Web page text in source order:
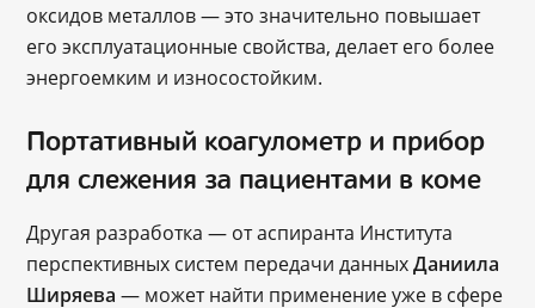
оксидов металлов — это значительно повышает
его эксплуатационные свойства, делает его более
энергоемким и износостойким.
Портативный коагулометр и прибор
для слежения за пациентами в коме
Другая разработка ― от аспиранта Института
перспективных систем передачи данныхДаниила
Ширяева ― может найти применение уже в сфере